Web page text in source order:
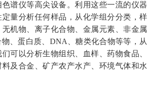
谱仪等高尖设备。利用这些一流的仪器
量分析任何样品，从化学组分分类，样
机物、离子化合物、金属元素、非金属
、蛋白质、DNA、糖类化合物等等，从
可以分析生物组织、血样、药物食品、
及合金、矿产农产水产、环境气体和水